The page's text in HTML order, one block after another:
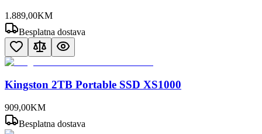
1.889,00KM
Besplatna dostava
Kingston 2TB Portable SSD XS1000
909,00KM
Besplatna dostava